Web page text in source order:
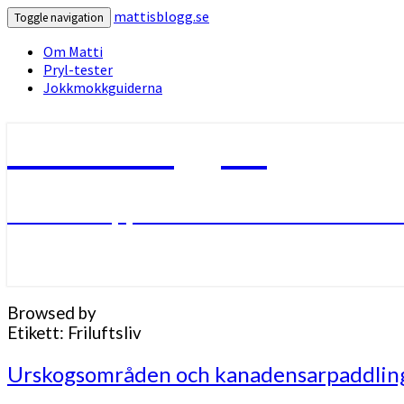
Toggle navigation
mattisblogg.se
Om Matti
Pryl-tester
Jokkmokkguiderna
Browsed by
Etikett: Friluftsliv
Urskogsområden
och
Urskogsområden och